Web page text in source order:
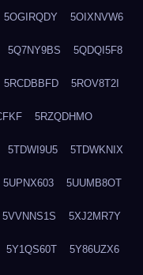
5OGIRQDY 5OIXNVW6
5Q7NY9BS 5QDQI5F8
5RCDBBFD 5ROV8T2I
5RZQDHMO
5TDWI9U5 5TDWKNIX
5UPNX603 5UUMB8OT
5VVNNS1S 5XJ2MR7Y
5Y1QS60T 5Y86UZX6